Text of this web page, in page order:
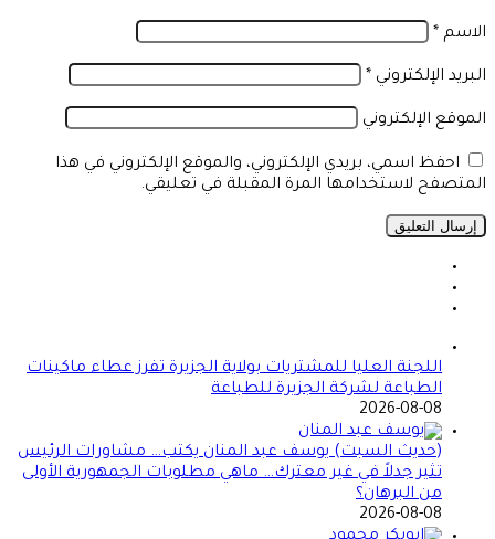
الاسم *
البريد الإلكتروني *
الموقع الإلكتروني
احفظ اسمي، بريدي الإلكتروني، والموقع الإلكتروني في هذا
المتصفح لاستخدامها المرة المقبلة في تعليقي.
اللجنة العليا للمشتريات بولاية الجزيرة تفرز عطاء ماكينات
الطباعة لشركة الجزيرة للطباعة
2026-08-08
(حديث السبت) يوسف عبد المنان يكتب… مشاورات الرئيس
تثير جدلاً في غير معترك… ماهي مطلوبات الجمهورية الأولى
من البرهان؟
2026-08-08